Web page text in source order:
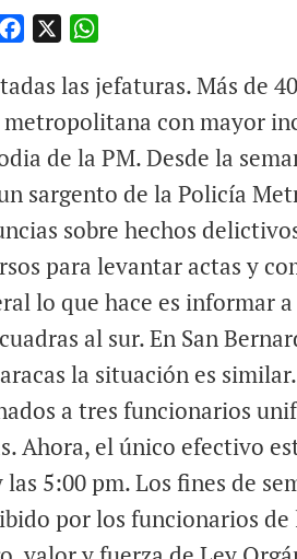
c
e
o
o
k
a
t
A
p
p
las jefaturas. Más de
metropolitana con mayor
de la PM. Desde la
sargento de la Policía
sobre hechos
para levantar actas y
lo que hace es informar
al sur. En San
la situación es
a tres funcionarios
Ahora, el único efectivo
las 5:00 pm. Los fines de
por los funcionarios